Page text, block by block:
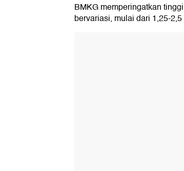
BMKG memperingatkan
bervariasi, mulai dari 1,25-